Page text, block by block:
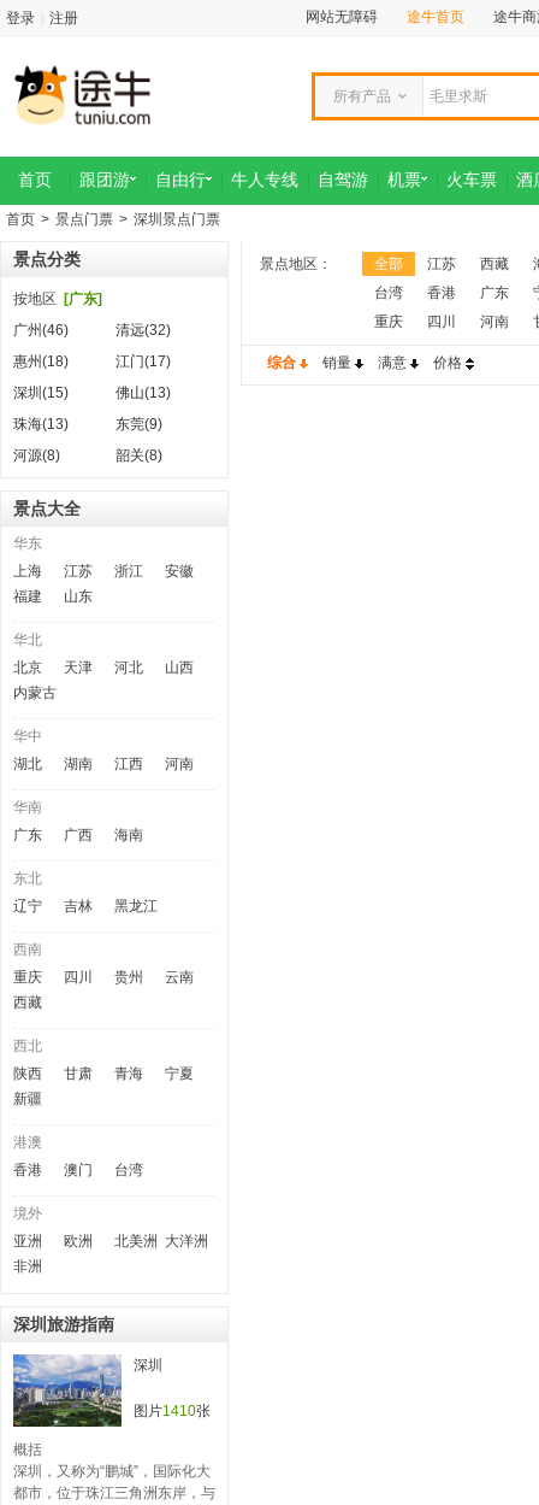
登录 注册 网站无障碍 途牛首页 途牛
所有产品
首页 跟团游 自由行 牛人专线 自驾游 机票 火车票 酒
首页 > 景点门票 > 深圳景点门票
景点分类
按地区
[广东]
广州(46)
清远(32)
惠州(18)
江门(17)
深圳(15)
佛山(13)
珠海(13)
东莞(9)
河源(8)
韶关(8)
景点大全
华东
上海
江苏 浙江
安徽
福建
山东
华北
北京
天津 河北
山西
内蒙古
华中
湖北
湖南 江西 河南
华南
广东
广西 海南
东北
辽宁
吉林 黑龙江
西南
重庆
四川 贵州
云南
西藏
西北
陕西
甘肃 青海
宁夏
新疆
港澳
香港
澳门 台湾
境外
亚洲
欧洲 北美洲
大洋洲
非洲
深圳旅游指南
深圳
图片1410张
概括
深圳，又称为“鹏城”，国际化大
都市，位于珠江三角洲东岸，与
景点地区： 全部 江苏 西藏
台湾
香港 广东
重庆
四川 河南
综合 销量 满意 价格